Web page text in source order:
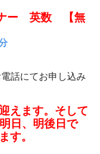
ー 英数 【無
話にてお申し込み
えます。そして
日、明後日で
す。